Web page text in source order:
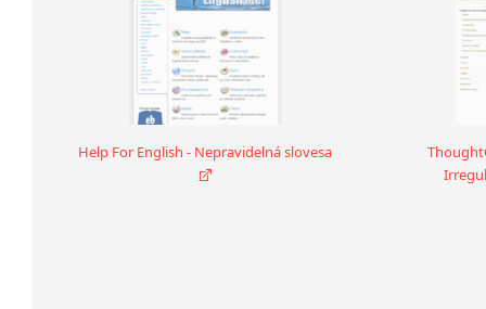
Help For English - Nepravidelná slovesa